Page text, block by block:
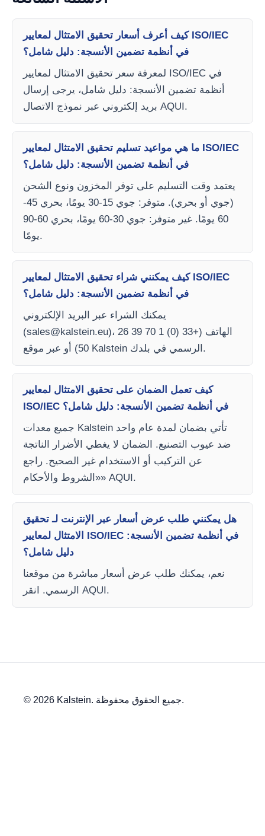
كيف أعرف أسعار تحقيق الامتثال لمعايير ISO/IEC
في أنظمة تضمين الأنسجة: دليل شامل؟
لمعرفة سعر تحقيق الامتثال لمعايير ISO/IEC في
أنظمة تضمين الأنسجة: دليل شامل، يرجى إرسال
بريد إلكتروني عبر نموذج الاتصال AQUI.
ما هي مواعيد تسليم تحقيق الامتثال لمعايير ISO/IEC
في أنظمة تضمين الأنسجة: دليل شامل؟
يعتمد وقت التسليم على توفر المخزون ونوع الشحن
(جوي أو بحري). متوفر: جوي 15-30 يومًا، بحري 45-
60 يومًا. غير متوفر: جوي 30-60 يومًا، بحري 60-90
يومًا.
كيف يمكنني شراء تحقيق الامتثال لمعايير ISO/IEC
في أنظمة تضمين الأنسجة: دليل شامل؟
يمكنك الشراء عبر البريد الإلكتروني
(sales@kalstein.eu)، الهاتف (+33 (0) 1 70 39 26
50) أو عبر موقع Kalstein الرسمي في بلدك.
كيف تعمل الضمان على تحقيق الامتثال لمعايير
ISO/IEC في أنظمة تضمين الأنسجة: دليل شامل؟
جميع معدات Kalstein تأتي بضمان لمدة عام واحد
ضد عيوب التصنيع. الضمان لا يغطي الأضرار الناتجة
عن التركيب أو الاستخدام غير الصحيح. راجع
«الشروط والأحكام» AQUI.
هل يمكنني طلب عرض أسعار عبر الإنترنت لـ تحقيق
الامتثال لمعايير ISO/IEC في أنظمة تضمين الأنسجة:
دليل شامل؟
نعم، يمكنك طلب عرض أسعار مباشرة من موقعنا
الرسمي. انقر AQUI.
© 2026 Kalstein. جميع الحقوق محفوظة.